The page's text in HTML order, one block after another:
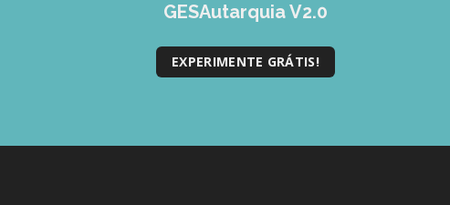
GESAutarquia V2.0
EXPERIMENTE GRÁTIS!